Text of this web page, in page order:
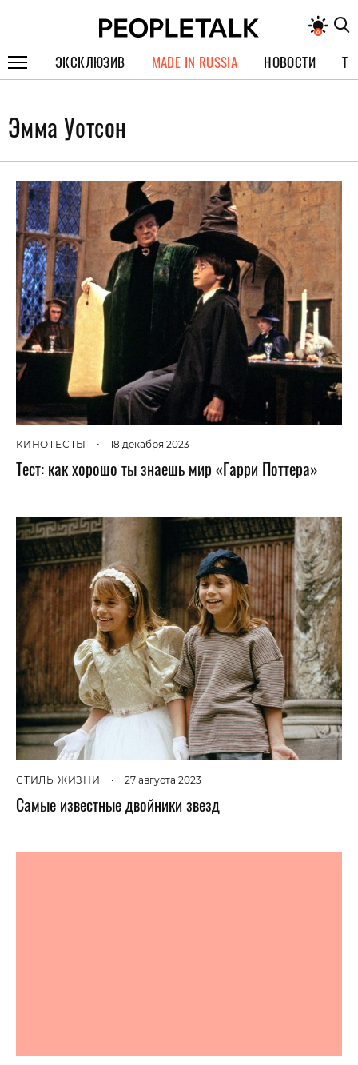
ЭКСКЛЮЗИВ
СПЕЦПРОЕКТЫ
ИНТЕРВЬЮ
ПОКОЛЕНИЕ
MADE IN RUSSIA НОВОСТИ
Эмма Уотсон
КИНОТЕСТЫ • 18 декабря 2023
Тест: как хорошо ты знаешь мир «Гарри Поттера»
СТИЛЬ ЖИЗНИ • 27 августа 2023
Самые известные двойники звезд